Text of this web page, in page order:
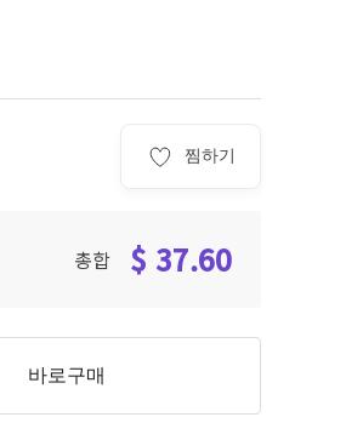
찜하기
총합 $ 37.60
바로구매